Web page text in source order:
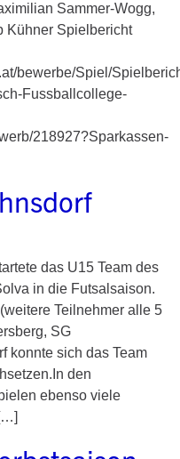
Sammer-Wogg,
Kühner Spielbericht
bewerbe/Spiel/
Fussballcollege-
218927?Sparkassen-
das U15 Team des
in die Futsalsaison.
Teilnehmer alle 5
SG
konnte sich das Team
den
ebenso viele